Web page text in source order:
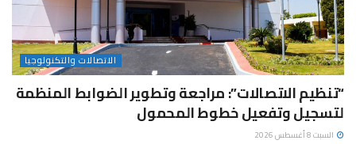
الاتصالات والتكنولوجيا
“تنظيم الاتصالات”: مراجعة وتطوير الضوابط المنظمة
لتسجيل وتفعيل خطوط المحمول
السبت 8 أغسطس 2026